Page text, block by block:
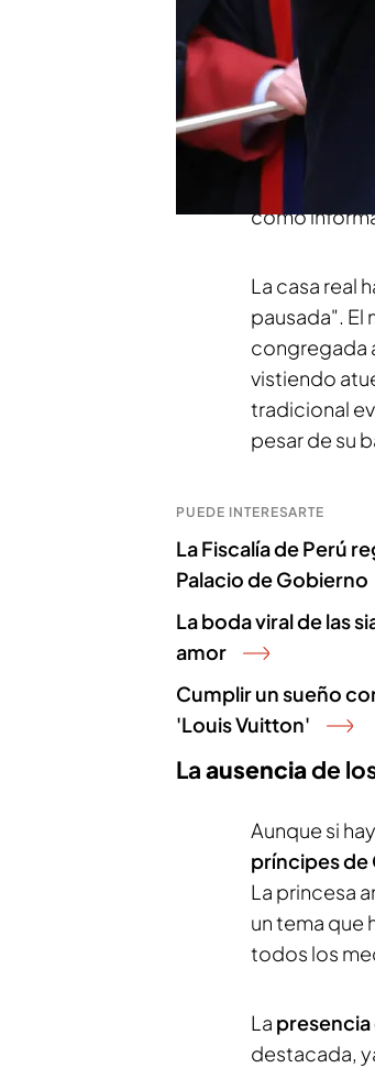
Compartir
Elrey Carlos III
resurrección
misa a la que
han estado
como
La casa real
pausada". El
congregada
vistiendo
tradicional
pesar de su
PUEDE INTERESARTE
La Fiscalía de Perú
Palacio de Gobierno
La boda viral de las
amor
Cumplir un sueño
'Louis Vuitton'
Laausenciade
Aunque si
príncipes de
La princesa
un tema que
todos los
La presencia
destacada,